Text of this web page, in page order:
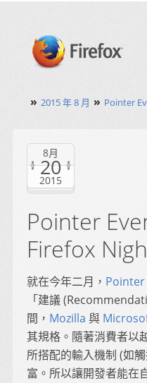
» 2015 年 8 月 » Pointer
8月
20
2015
Pointer
Firefox
就在今年二月， Pointer
「建議
間， Mozilla 與
其規格。隨著消費者以
所搭配的輸入機制 (如
富。所以讓開發者能在